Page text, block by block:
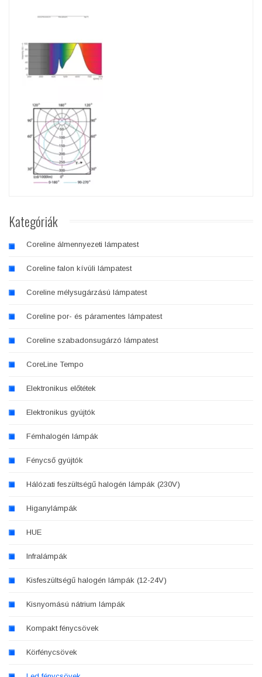
Kategóriák
Coreline álmennyezeti lámpatest
Coreline falon kívüli lámpatest
Coreline mélysugárzású lámpatest
Coreline por- és páramentes lámpatest
Coreline szabadonsugárzó lámpatest
CoreLine Tempo
Elektronikus előtétek
Elektronikus gyújtók
Fémhalogén lámpák
Fénycső gyújtók
Hálózati feszültségű halogén lámpák (230V)
Higanylámpák
HUE
Infralámpák
Kisfeszültségű halogén lámpák (12-24V)
Kisnyomású nátrium lámpák
Kompakt fénycsövek
Körfénycsövek